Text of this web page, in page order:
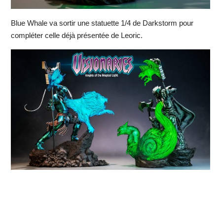
Blue Whale va sortir une statuette 1/4 de Darkstorm pour
compléter celle déjà présentée de Leoric.